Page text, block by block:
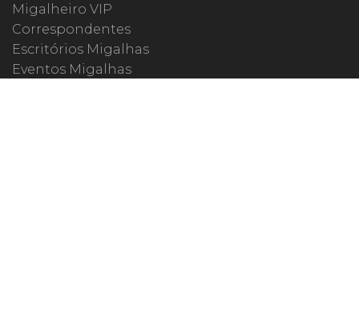
Migalheiro VIP
Correspondentes
Escritórios Migalhas
Eventos Migalhas